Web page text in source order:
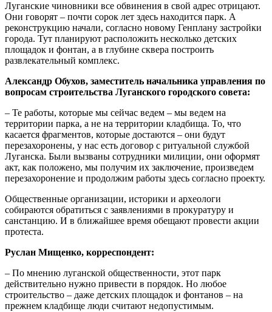
Луганские чиновники все обвинения в свой адрес отрицают.
Они говорят – почти сорок лет здесь находится парк. А
реконструкцию начали, согласно новому Генплану застройки
города. Тут планируют расположить несколько детских
площадок и фонтан, а в глубине сквера построить
развлекательный комплекс.
Александр Обухов, заместитель начальника управления по
вопросам строительства Луганского городского совета:
– Те работы, которые мы сейчас ведем – мы ведем на
территории парка, а не на территории кладбища. То, что
касается фрагментов, которые достаются – они будут
перезахоронены, у нас есть договор с ритуальной службой
Луганска. Были вызваны сотрудники милиции, они оформят
акт, как положено, мы получим их заключение, произведем
перезахоронение и продолжим работы здесь согласно проекту.
Общественные организации, историки и археологи
собираются обратиться с заявлениями в прокуратуру и
санстанцию. И в ближайшее время обещают провести акции
протеста.
Руслан Мищенко, корреспондент:
– По мнению луганской общественности, этот парк
действительно нужно привести в порядок. Но любое
строительство – даже детских площадок и фонтанов – на
прежнем кладбище люди считают недопустимым.